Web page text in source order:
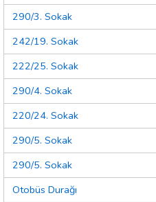
290/3. Sokak
242/19. Sokak
222/25. Sokak
290/4. Sokak
220/24. Sokak
290/5. Sokak
290/5. Sokak
Otobüs Durağı